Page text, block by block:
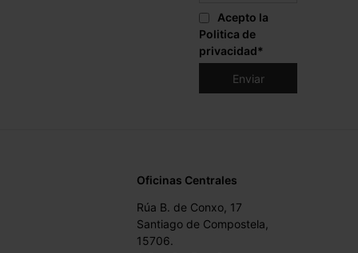
Acepto la
Politica de
privacidad*
Oficinas Centrales
Rúa B. de Conxo, 17
Santiago de Compostela,
15706.